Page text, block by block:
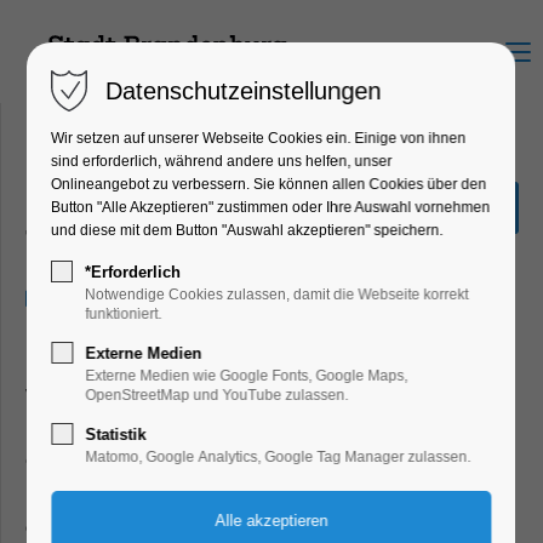
Menu
Viel Lärm um nichts
Theater, Bühne
07.05.2024, 10:00–12:00
Don Pedro kommt nach Messina und bringt seine
Waffenbrüder Claudio, Benedikt und John mit in den
Haushalt von Leonato, dem Gouverneur von Messina.
Claudio will die Tochter des Gouverneurs, Hero, heiraten.
Benedikt allerdings lehnt jegliche Form von Beziehung ab,
das eint ihn wiederum mit Beatrice, der Nichte Leonatos:
Datenschutzeinstellungen
Wir setzen auf unserer Webseite Cookies ein. Einige von ihnen
sind erforderlich, während andere uns helfen, unser
Onlineangebot zu verbessern. Sie können allen Cookies über den
Button "Alle Akzeptieren" zustimmen oder Ihre Auswahl vornehmen
und diese mit dem Button "Auswahl akzeptieren" speichern.
*Erforderlich
Notwendige Cookies zulassen, damit die Webseite korrekt
funktioniert.
Externe Medien
Externe Medien wie Google Fonts, Google Maps,
OpenStreetMap und YouTube zulassen.
Statistik
Matomo, Google Analytics, Google Tag Manager zulassen.